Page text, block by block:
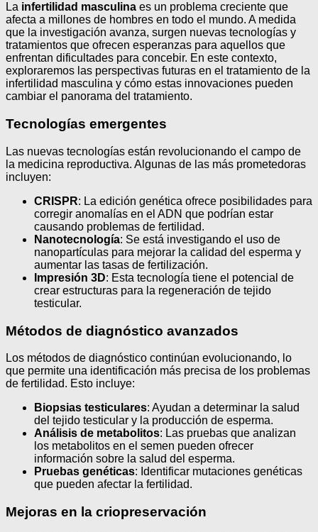
La infertilidad masculina es un problema creciente que
afecta a millones de hombres en todo el mundo. A medida
que la investigación avanza, surgen nuevas tecnologías y
tratamientos que ofrecen esperanzas para aquellos que
enfrentan dificultades para concebir. En este contexto,
exploraremos las perspectivas futuras en el tratamiento de la
infertilidad masculina y cómo estas innovaciones pueden
cambiar el panorama del tratamiento.
Tecnologías emergentes
Las nuevas tecnologías están revolucionando el campo de
la medicina reproductiva. Algunas de las más prometedoras
incluyen:
CRISPR: La edición genética ofrece posibilidades para
corregir anomalías en el ADN que podrían estar
causando problemas de fertilidad.
Nanotecnología: Se está investigando el uso de
nanopartículas para mejorar la calidad del esperma y
aumentar las tasas de fertilización.
Impresión 3D: Esta tecnología tiene el potencial de
crear estructuras para la regeneración de tejido
testicular.
Métodos de diagnóstico avanzados
Los métodos de diagnóstico continúan evolucionando, lo
que permite una identificación más precisa de los problemas
de fertilidad. Esto incluye:
Biopsias testiculares: Ayudan a determinar la salud
del tejido testicular y la producción de esperma.
Análisis de metabolitos: Las pruebas que analizan
los metabolitos en el semen pueden ofrecer
información sobre la salud del esperma.
Pruebas genéticas: Identificar mutaciones genéticas
que pueden afectar la fertilidad.
Mejoras en la criopreservación